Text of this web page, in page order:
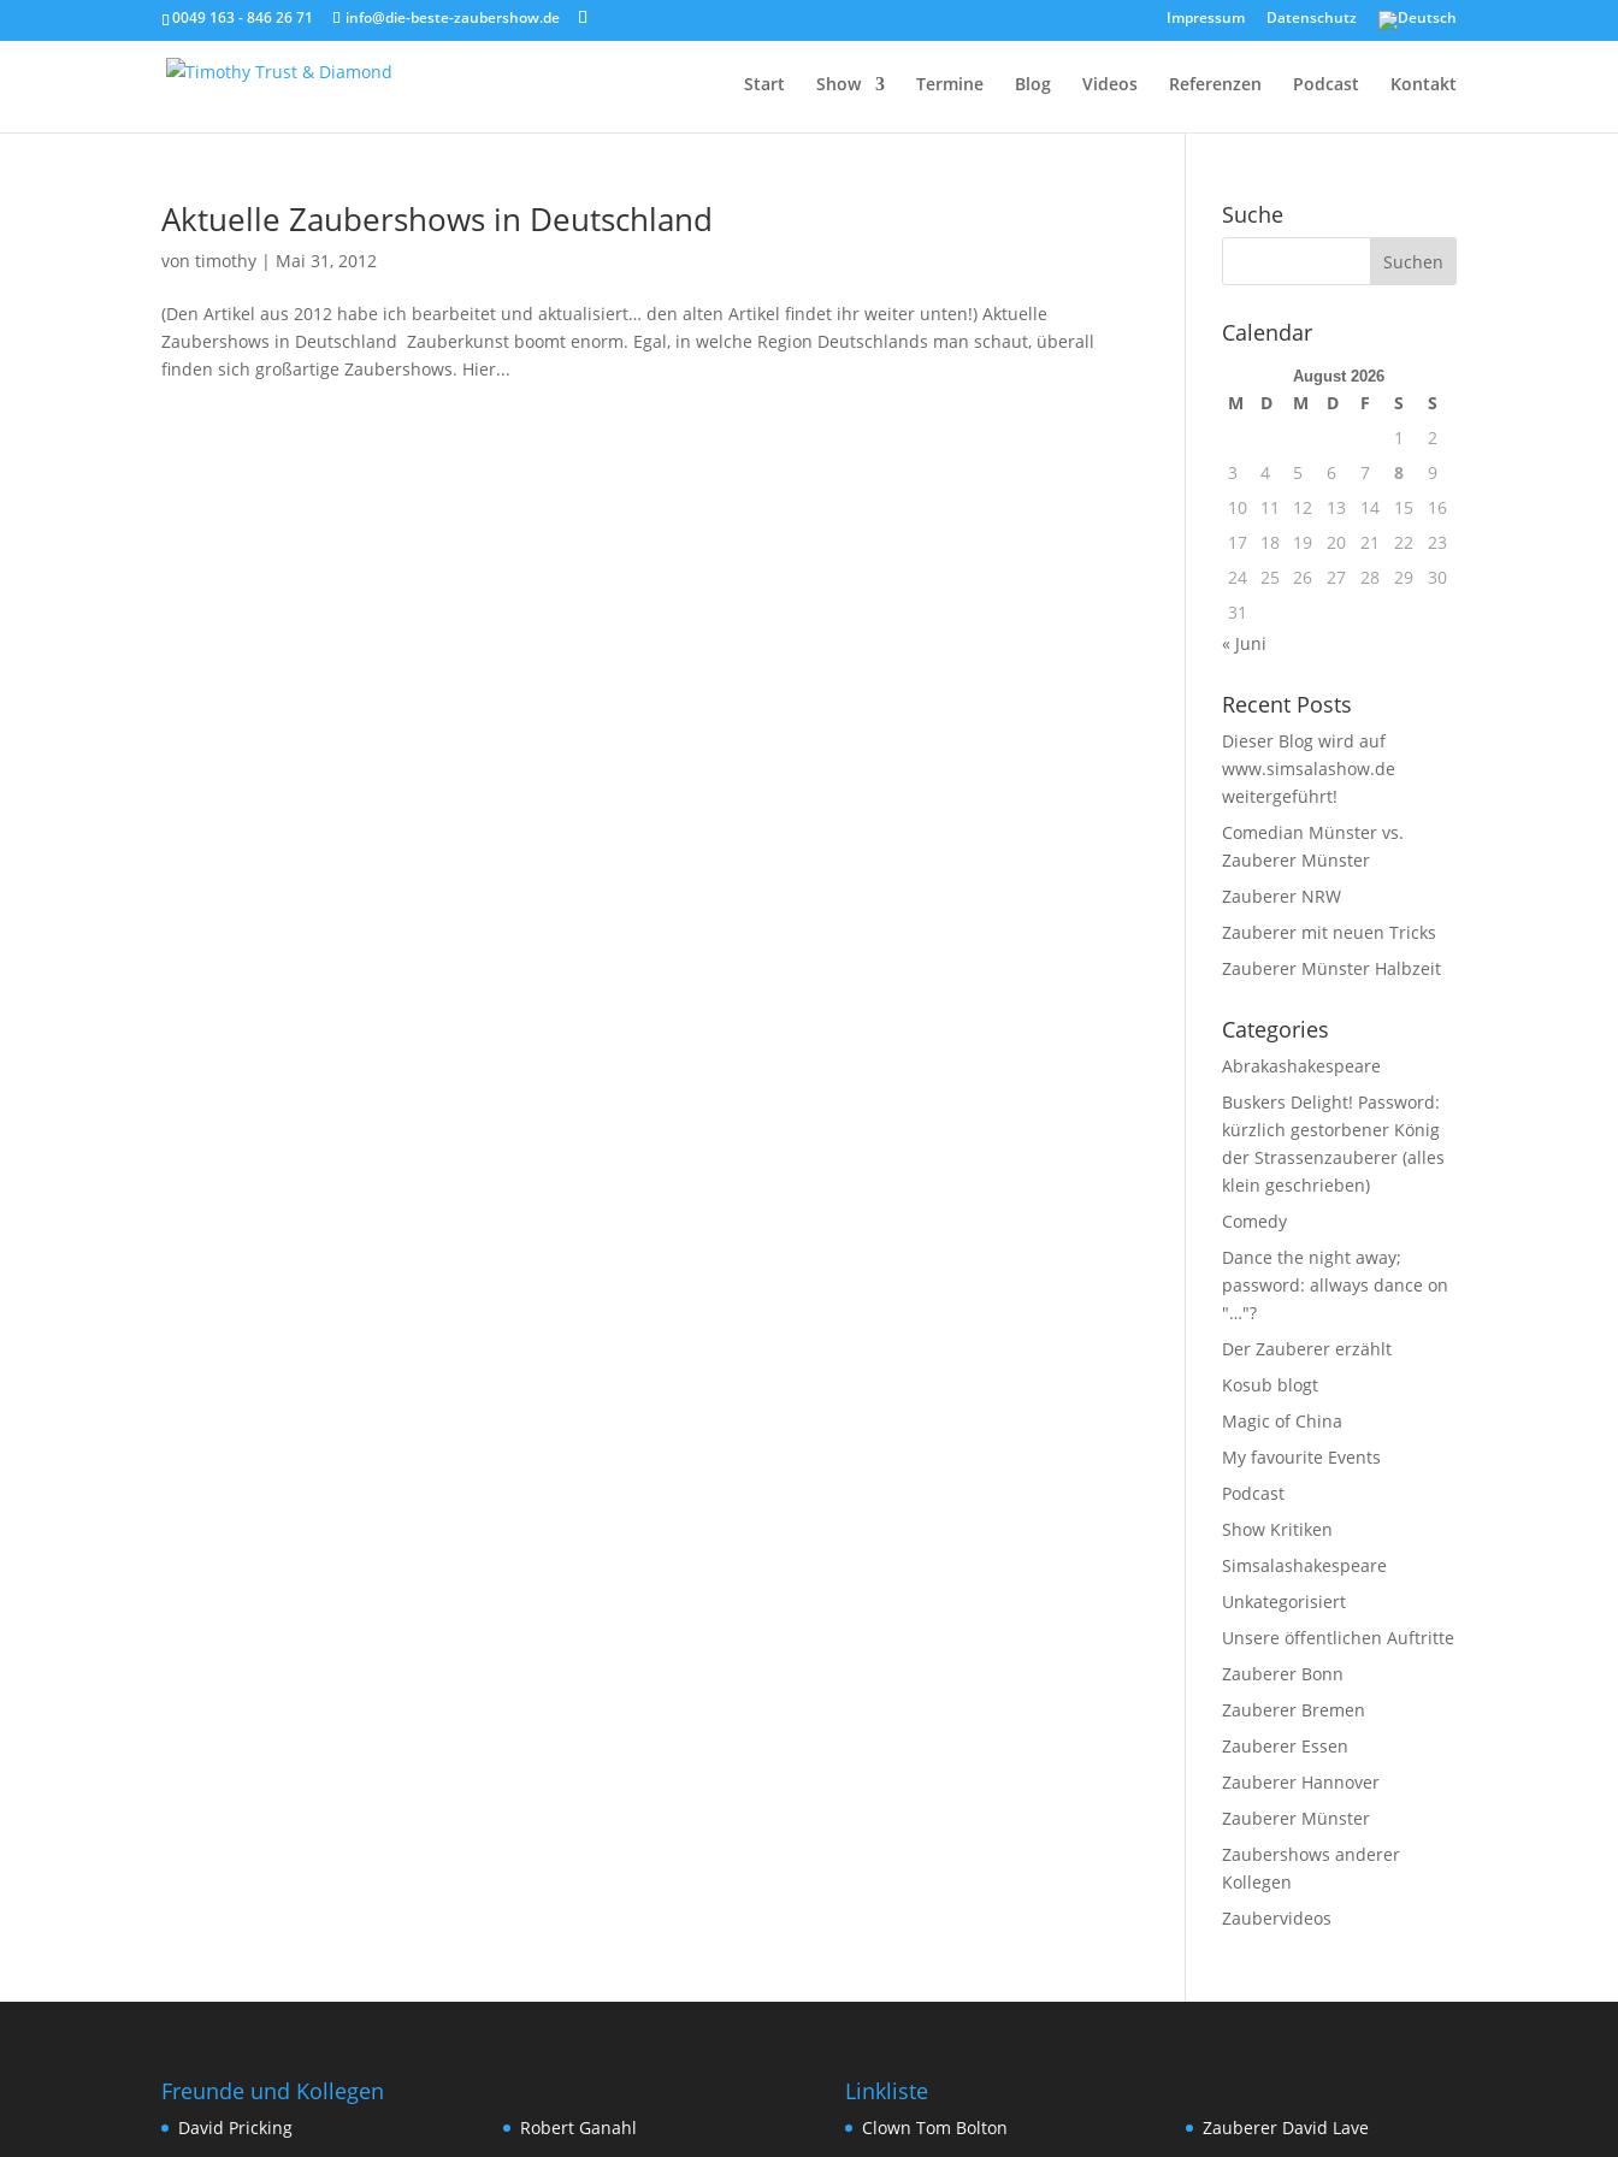
0049 163 - 846 26 71 info@die-beste-zaubershow.de Impressum Datenschutz
Start Show Termine Blog Videos Referenzen Podcast Kontakt
Aktuelle Zaubershows in Deutschland
vontimothy | Mai 31, 2012
(Den Artikel aus 2012 habe ich bearbeitet und aktualisiert… den alten Artikel findet ihr weiter unten!) Aktuelle
Zaubershows in Deutschland Zauberkunst boomt enorm. Egal, in welche Region Deutschlands man schaut, überall
finden sich großartige Zaubershows. Hier...
Suche
Calendar
August 2026
M D M D F S
S
1
2
3
4 5 6 7 8
9
10
11 12 13 14 15
16
17
18 19 20 21 22
23
24 25 26 27 28 29
30
31
« Juni
Recent Posts
Dieser Blog wird auf
www.simsalashow.de
weitergeführt!
Comedian Münster vs.
Zauberer Münster
Zauberer NRW
Zauberer mit neuen Tricks
Zauberer Münster Halbzeit
Categories
Abrakashakespeare
Buskers Delight! Password:
kürzlich gestorbener König
der Strassenzauberer (alles
klein geschrieben)
Comedy
Dance the night away;
password: allways dance on
"…"?
Der Zauberer erzählt
Kosub blogt
Magic of China
My favourite Events
Podcast
Show Kritiken
Simsalashakespeare
Unkategorisiert
Unsere öffentlichen Auftritte
Zauberer Bonn
Zauberer Bremen
Zauberer Essen
Zauberer Hannover
Zauberer Münster
Zaubershows anderer
Kollegen
Zaubervideos
Freunde und Kollegen
David Pricking
Robert Ganahl
Linkliste
Clown Tom Bolton
Zauberer David Lave